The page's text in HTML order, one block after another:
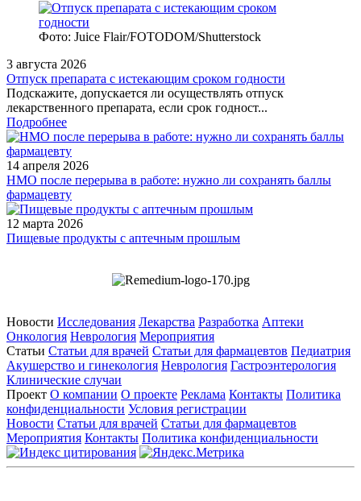
Фото: Juice Flair/FOTODOM/Shutterstoсk
3 августа 2026
Отпуск препарата с истекающим сроком годности
Подскажите, допускается ли осуществлять отпуск
лекарственного препарата, если срок годност...
Подробнее
14 апреля 2026
НМО после перерыва в работе: нужно ли сохранять баллы
фармацевту
12 марта 2026
Пищевые продукты с аптечным прошлым
Новости Исследования Лекарства Разработка Аптеки
Онкология Неврология Мероприятия
Статьи Статьи для врачей Статьи для фармацевтов Педиатрия
Акушерство и гинекология Неврология Гастроэнтерология
Клинические случаи
Проект О компании О проекте Реклама Контакты Политика
конфиденциальности Условия регистрации
Новости Статьи для врачей Статьи для фармацевтов
Мероприятия Контакты Политика конфиденциальности